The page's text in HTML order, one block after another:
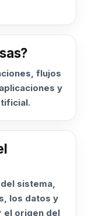
flujos
y
sistema,
los datos y
el origen del